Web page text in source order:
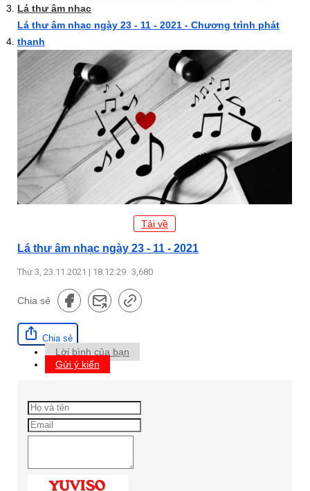
Lá thư âm nhạc
Lá thư âm nhạc ngày 23 - 11 - 2021 - Chương trình phát
thanh
Tải về
Lá thư âm nhạc ngày 23 - 11 - 2021
Thứ 3, 23.11.2021 | 18:12:29 3,680
Chia sẻ
Chia sẻ
Lời bình của bạn
Gửi ý kiến